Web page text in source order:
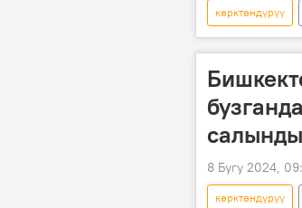
көрктөндүрүү
салынды
8 Бугу 2024,
көрктөндүрүү